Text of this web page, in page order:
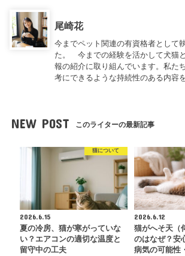
尾崎花
今までペット関連の有資格者として
た。 今までの経験を活かして犬猫
報の紹介に取り組んでいます。私た
考にできるような持続性のある内容
NEW POST このライターの最新記事
猫について
2026.6.15
夏の冷房、猫が寒がっていな
い？エアコンの適切な温度と
留守中の工夫
2026.6.12
猫がへそ天（
のはなぜ？安
病気の可能性